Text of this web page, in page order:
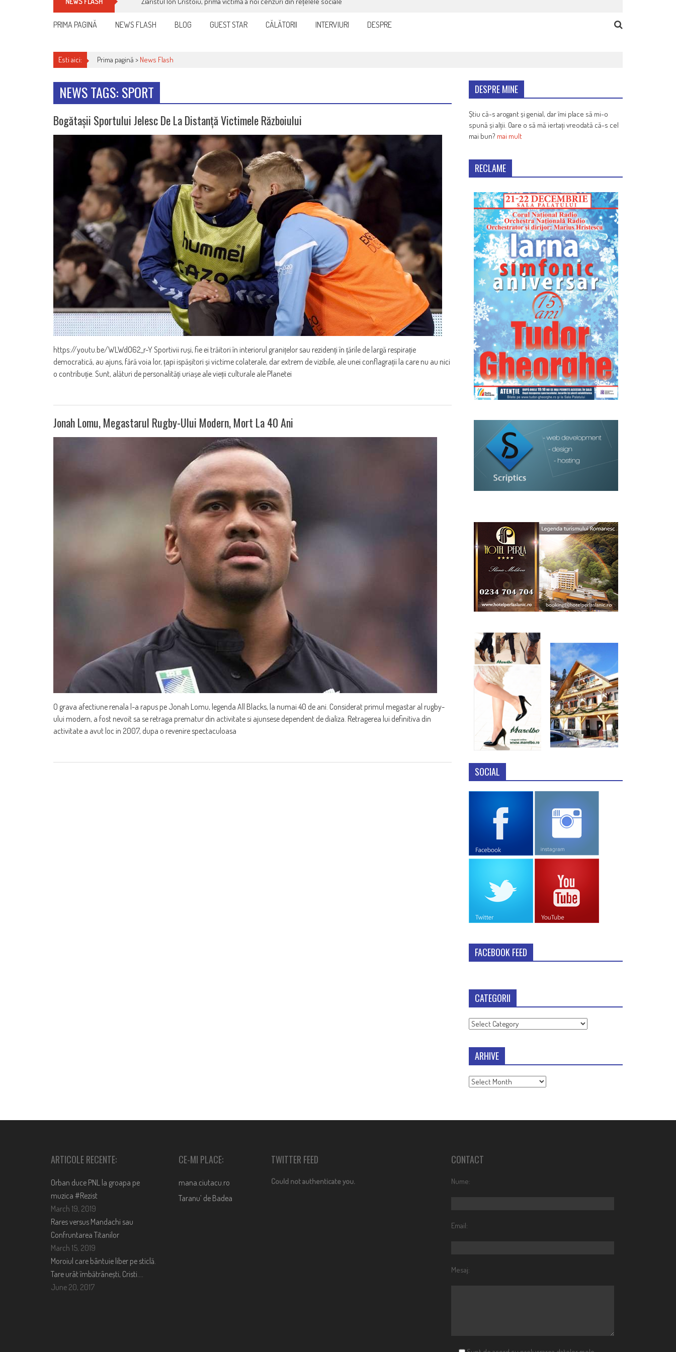
PRIMA PAGINĂ NEWS FLASH BLOG GUEST STAR CĂLĂTORII INTERVIURI DESPRE
Esti aici: Prima pagină > News Flash
NEWS TAGS: SPORT
Bogătașii Sportului Jelesc De La Distanță Victimele Războiului
https://youtu.be/WLWdO62_r-Y Sportivii ruși, fie ei trăitori în interiorul granițelor sau rezidenți în țările de largă respirație
democratică, au ajuns, fără voia lor, țapi ispășitori și victime colaterale, dar extrem de vizibile, ale unei conflagrații la care nu au nici
o contribuție. Sunt, alături de personalități uriașe ale vieții culturale ale Planetei
Jonah Lomu, Megastarul Rugby-Ului Modern, Mort La 40 Ani
O grava afectiune renala l-a rapus pe Jonah Lomu, legenda All Blacks, la numai 40 de ani. Considerat primul megastar al rugby-
ului modern, a fost nevoit sa se retraga prematur din activitate si ajunsese dependent de dializa. Retragerea lui definitiva din
activitate a avut loc in 2007, dupa o revenire spectaculoasa
DESPRE MINE
Știu că-s arogant și genial, dar îmi place să mi-o
spună și alții. Oare o să mă iertați vreodată că-s cel
mai bun? mai mult
RECLAME
SOCIAL
FACEBOOK FEED
CATEGORII
Categorii
ARHIVE
Arhive
ARTICOLE RECENTE:
Orban duce PNL la groapa pe
muzica #Rezist
March 19, 2019
Rares versus Mandachi sau
Confruntarea Titanilor
March 15, 2019
Moroiul care bântuie liber pe sticlă.
Tare urât îmbătrânești, Cristi….
June 20, 2017
CE-MI PLACE:
mana.ciutacu.ro
Taranu’ de Badea
TWITTER FEED
Could not authenticate you.
CONTACT
Nume:
Email:
Mesaj: